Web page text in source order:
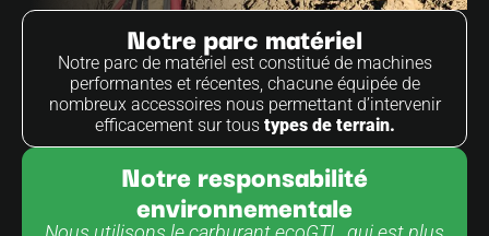
Notre parc matériel
Notre parc de matériel est constitué de machines
performantes et récentes, chacune équipée de
nombreux accessoires nous permettant d’intervenir
efficacement sur tous types de terrain.
Notre responsabilité
environnementale